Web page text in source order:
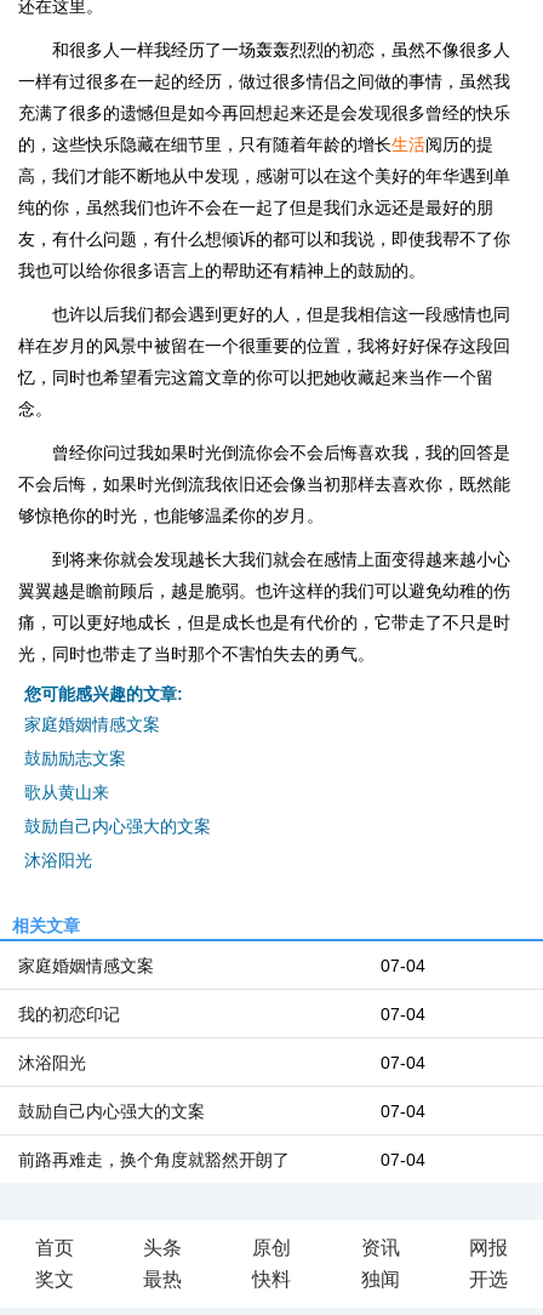
还在这里。
和很多人一样我经历了一场轰轰烈烈的初恋，虽然不像很多人
一样有过很多在一起的经历，做过很多情侣之间做的事情，虽然我
充满了很多的遗憾但是如今再回想起来还是会发现很多曾经的快乐
的，这些快乐隐藏在细节里，只有随着年龄的增长生活阅历的提
高，我们才能不断地从中发现，感谢可以在这个美好的年华遇到单
纯的你，虽然我们也许不会在一起了但是我们永远还是最好的朋
友，有什么问题，有什么想倾诉的都可以和我说，即使我帮不了你
我也可以给你很多语言上的帮助还有精神上的鼓励的。
也许以后我们都会遇到更好的人，但是我相信这一段感情也同
样在岁月的风景中被留在一个很重要的位置，我将好好保存这段回
忆，同时也希望看完这篇文章的你可以把她收藏起来当作一个留
念。
曾经你问过我如果时光倒流你会不会后悔喜欢我，我的回答是
不会后悔，如果时光倒流我依旧还会像当初那样去喜欢你，既然能
够惊艳你的时光，也能够温柔你的岁月。
到将来你就会发现越长大我们就会在感情上面变得越来越小心
翼翼越是瞻前顾后，越是脆弱。也许这样的我们可以避免幼稚的伤
痛，可以更好地成长，但是成长也是有代价的，它带走了不只是时
光，同时也带走了当时那个不害怕失去的勇气。
您可能感兴趣的文章:
家庭婚姻情感文案
鼓励励志文案
歌从黄山来
鼓励自己内心强大的文案
沐浴阳光
相关文章
07-04
家庭婚姻情感文案
07-04
我的初恋印记
07-04
沐浴阳光
07-04
鼓励自己内心强大的文案
07-04
前路再难走，换个角度就豁然开朗了
首页 头条 原创 资讯
网报
奖文
最热 快料 独闻 开选